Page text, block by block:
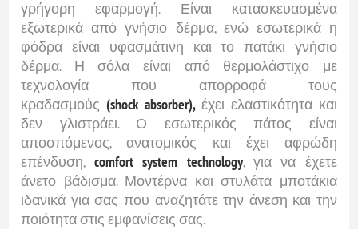
γρήγορη εφαρμογή. Είναι κατασκευασμένα
εξωτερικά από γνήσιο δέρμα, ενώ εσωτερικά η
φόδρα είναι υφασμάτινη και το πατάκι γνήσιο
δέρμα. Η σόλα είναι από θερμολάστιχο με
τεχνολογία που απορροφά τους
κραδασμούς (shock absorber),έχει ελαστικότητα και
δεν γλιστράει. Ο εσωτερικός πάτος είναι
αποσπόμενος, ανατομικός και έχει αφρώδη
επένδυση, comfort system technology, για να έχετε
άνετο βάδισμα. Μοντέρνα και στυλάτα μποτάκια
ιδανικά για σας που αναζητάτε την άνεση και την
ποιότητα στις εμφανίσεις σας.